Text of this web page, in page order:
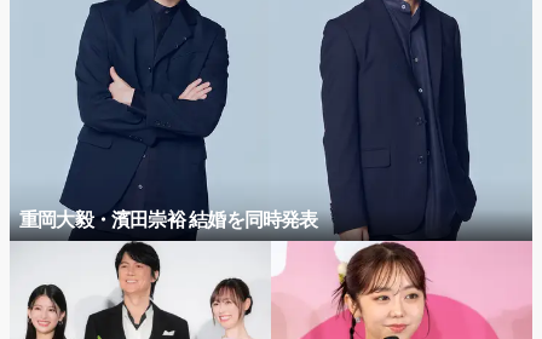
重岡大毅・濱田崇裕 結婚を同時発表